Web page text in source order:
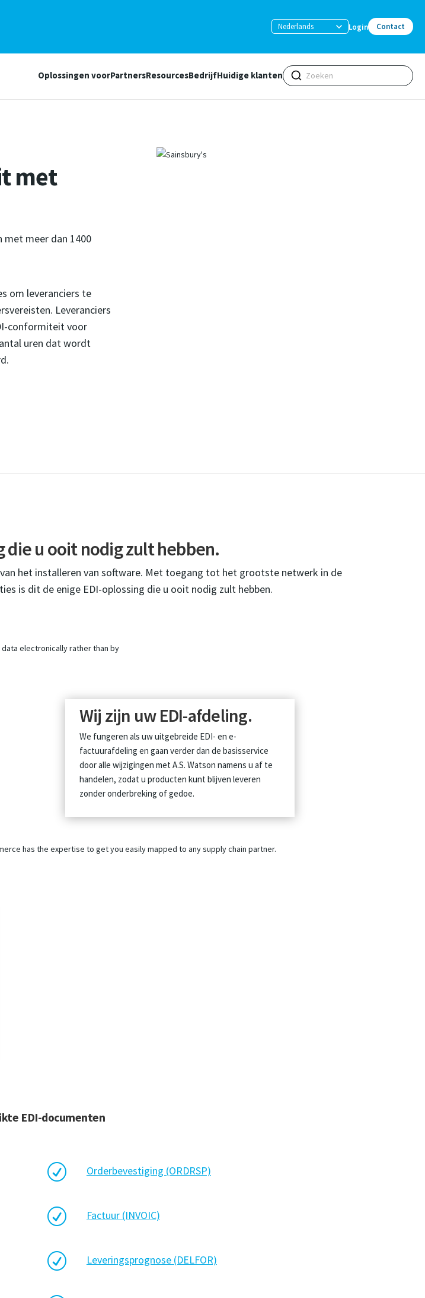
Nederlands Login Contact
Oplossingen voorPartnersResourcesBedrijfHuidige klanten
met
met meer dan 1400
om leveranciers te
Leveranciers
conformiteit voor
uren dat wordt
die u ooit nodig zult hebben.
het installeren van software. Met toegang tot het grootste netwerk in de
is dit de enige EDI-oplossing die u ooit nodig zult hebben.
Wij zijn uw EDI-afdeling.
We fungeren als uw uitgebreide EDI- en e-
factuurafdeling en gaan verder dan de basisservice
door alle wijzigingen met A.S. Watson namens u af te
handelen, zodat u producten kunt blijven leveren
zonder onderbreking of gedoe.
EDI-documenten
R Orderbevestiging (ORDRSP)
R Factuur (INVOIC)
R Leveringsprognose (DELFOR)